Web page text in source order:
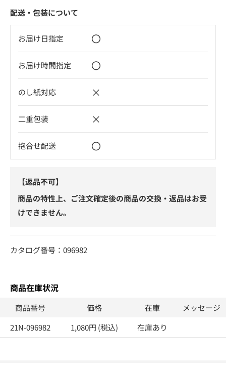
配送・包装について
お届け日指定 〇
お届け時間指定 〇
のし紙対応 ×
二重包装 ×
抱合せ配送 〇
【返品不可】
商品の特性上、ご注文確定後の商品の交換・返品はお受
けできません。
カタログ番号：096982
商品在庫状況
商品番号 価格 在庫
メッセージ
21N-096982
1,080円 (税込) 在庫あり